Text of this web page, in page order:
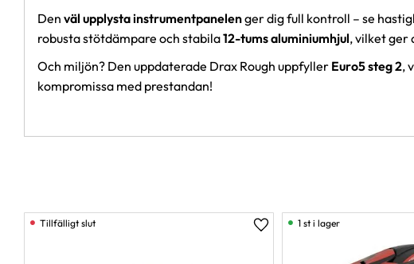
Den väl upplysta instrumentpanelenger dig full kontroll – se
robusta stötdämpare och stabila12-tums aluminiumhjul, vilket ger
Och miljön? Den uppdaterade Drax Rough uppfyller Euro5 steg 2,
kompromissa med prestandan!
Lägg till i favoriter
1 st i lager